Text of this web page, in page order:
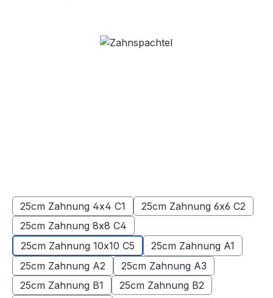
Bildergalerie überspringen
25cm Zahnung 4x4 C1
25cm Zahnung 6x6 C2
25cm Zahnung 8x8 C4
25cm Zahnung 10x10 C5
25cm Zahnung A1
25cm Zahnung A2
25cm Zahnung A3
25cm Zahnung B1
25cm Zahnung B2